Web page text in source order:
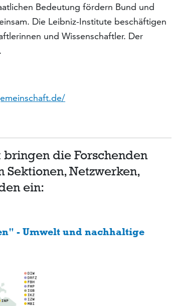
Bedeutung fördern Bund und
Die Leibniz-Institute beschäftigen
und Wissenschaftler. Der
die Forschenden
Netzwerken,
ein:
- Umwelt und nachhaltige